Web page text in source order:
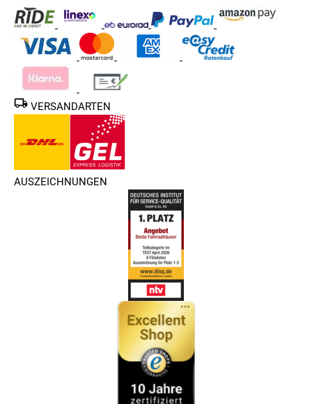
VERSANDARTEN
AUSZEICHNUNGEN